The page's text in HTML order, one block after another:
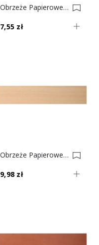
Obrzeże Papierowe Z Klejem Beżowe Nr 154 0001612-0001636
7,55 zł
Obrzeże Papierowe Z Klejem Klon Nr 54 0001609-0001634
9,98 zł